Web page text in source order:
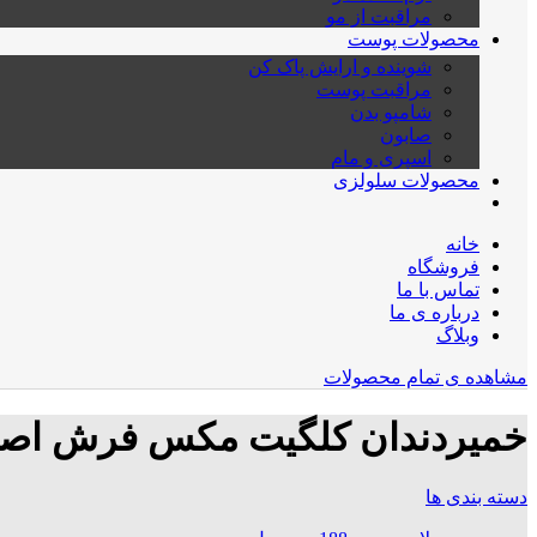
مراقبت از مو
محصولات پوست
شوینده و ارایش پاک کن
مراقبت پوست
شامپو بدن
صابون
اسپری و مام
محصولات سلولزی
خانه
فروشگاه
تماس با ما
درباره ی ما
وبلاگ
مشاهده ی تمام محصولات
خمیردندان کلگیت مکس فرش
دسته بندی ها